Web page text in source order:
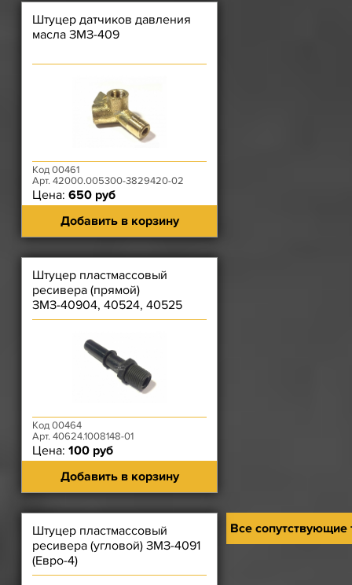
Штуцер датчиков давления
масла ЗМЗ-409
Код 00461
Арт. 42000.005300-3829420-02
Цена: 650 руб
Добавить в корзину
Штуцер пластмассовый
ресивера (прямой)
ЗМЗ-40904, 40524, 40525
Код 00464
Арт. 40624.1008148-01
Цена: 100 руб
Добавить в корзину
Штуцер пластмассовый
ресивера (угловой) ЗМЗ-4091
(Евро-4)
Все сопутствующие